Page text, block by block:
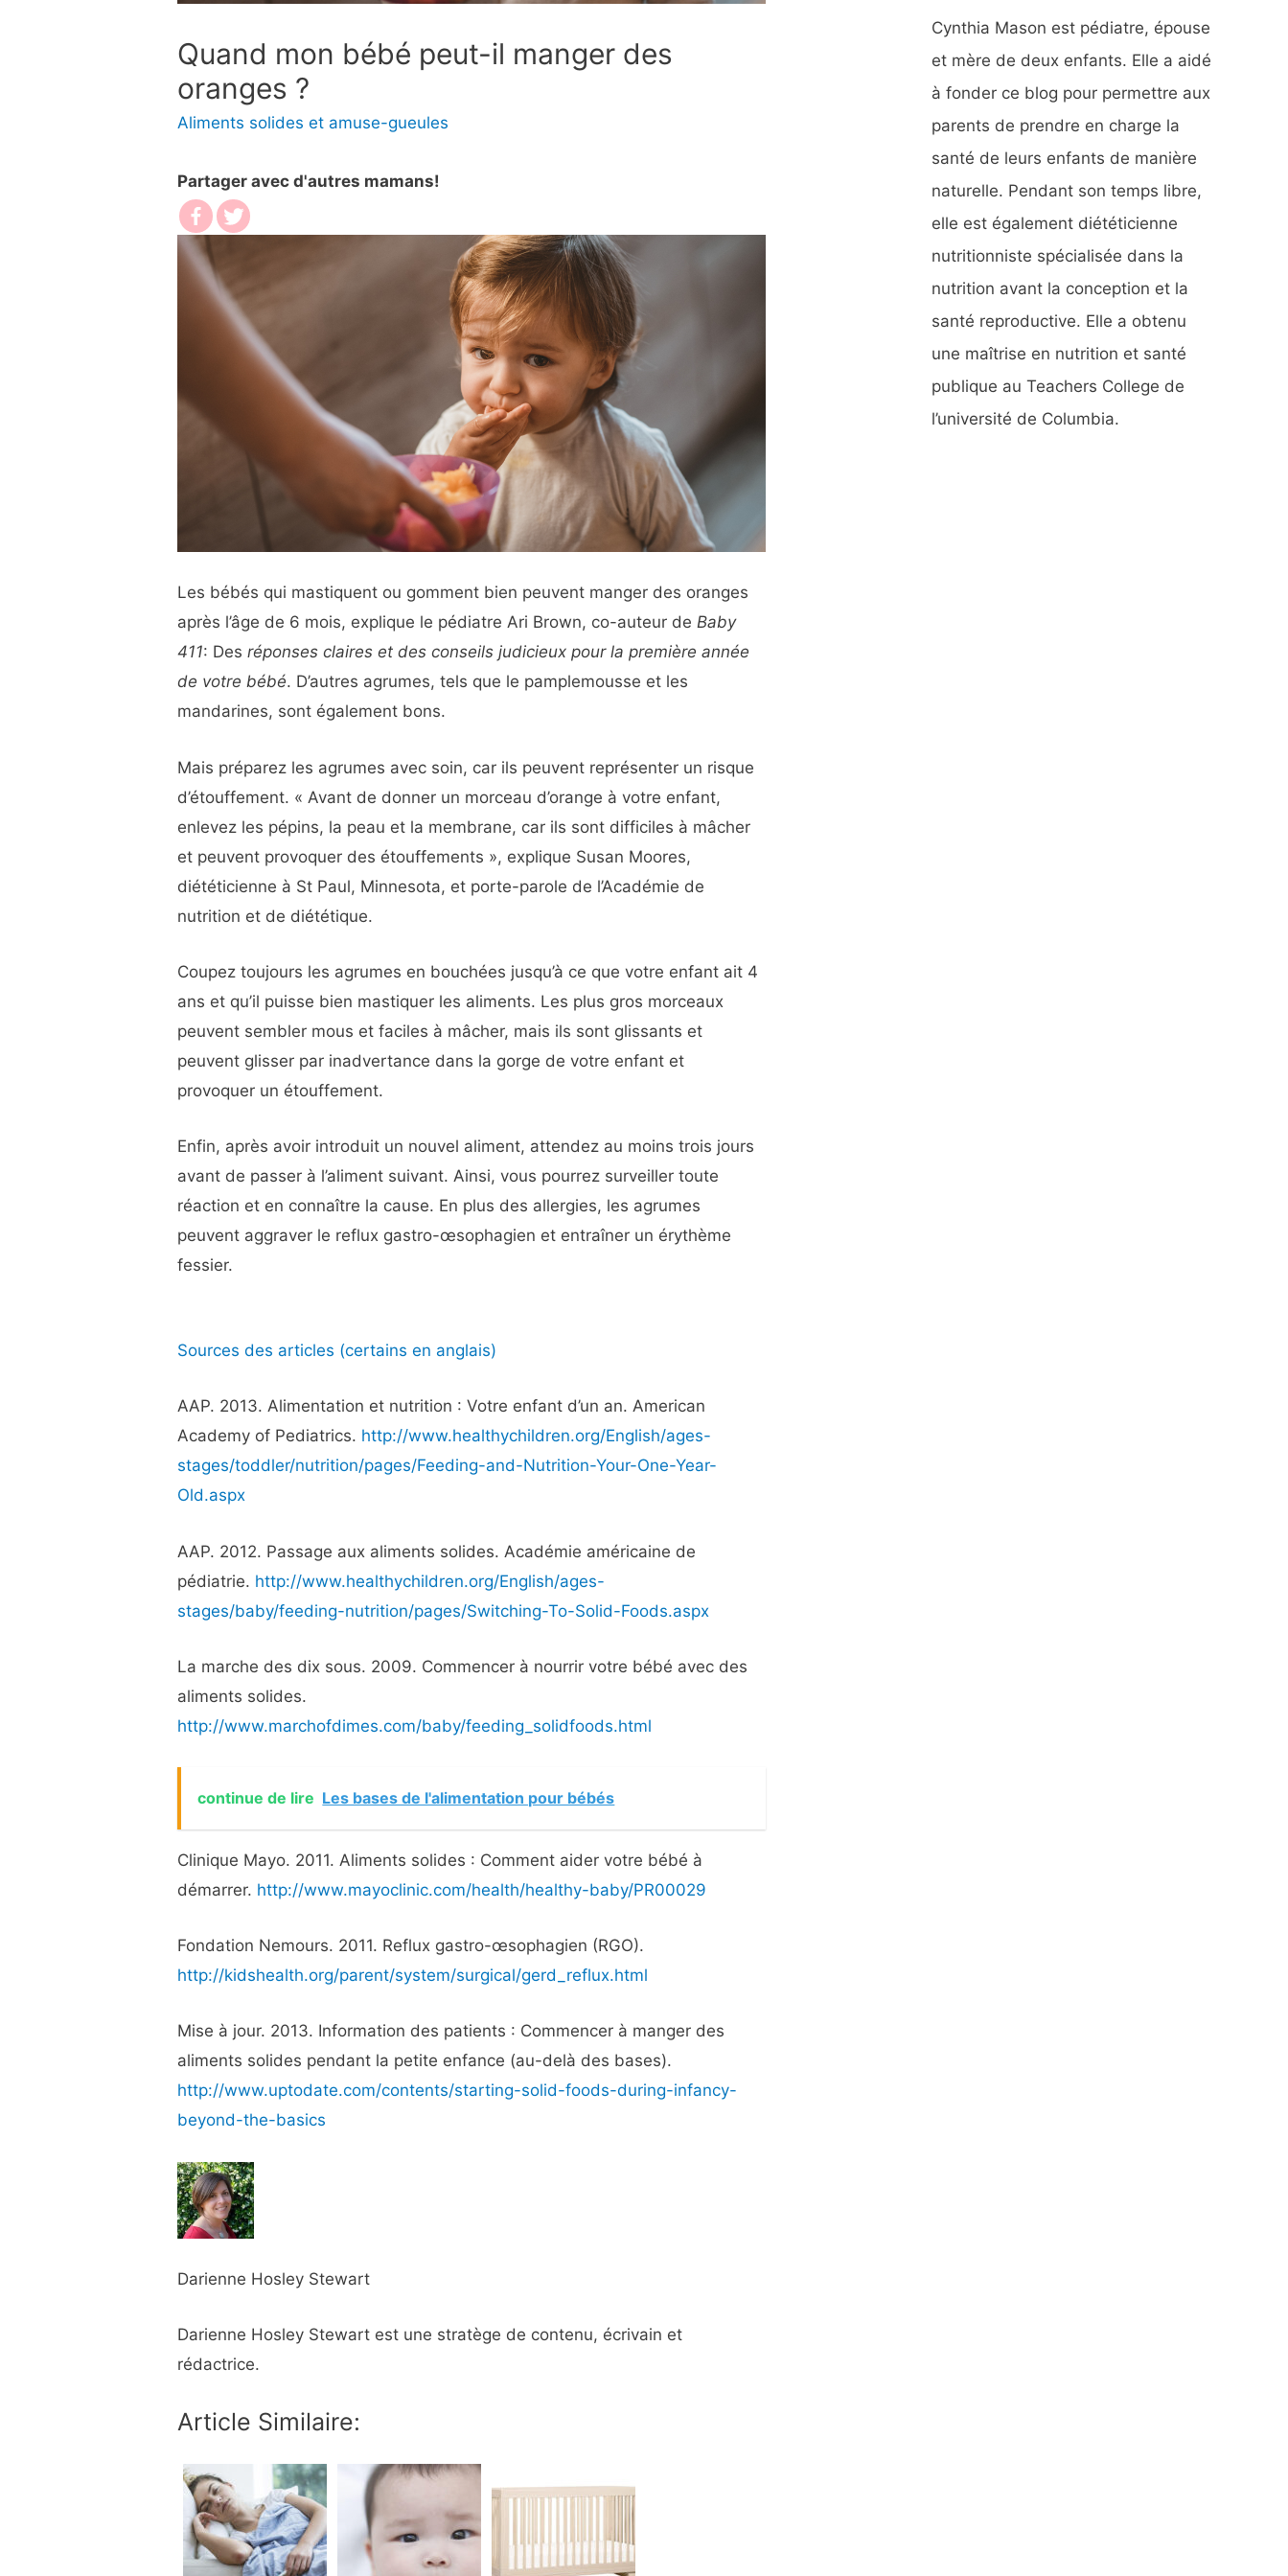
Quand mon bébé peut-il manger des
oranges ?
Aliments solides et amuse-gueules
Partager avec d'autres mamans!
Les bébés qui mastiquent ou gomment bien peuvent manger des oranges
après l’âge de 6 mois, explique le pédiatre Ari Brown, co-auteur deBaby
411: Desréponses claires et des conseils judicieux pour la première année
de votre bébé. D’autres agrumes, tels que le pamplemousse et les
mandarines, sont également bons.
Mais préparez les agrumes avec soin, car ils peuvent représenter un risque
d’étouffement. « Avant de donner un morceau d’orange à votre enfant,
enlevez les pépins, la peau et la membrane, car ils sont difficiles à mâcher
et peuvent provoquer des étouffements », explique Susan Moores,
diététicienne à St Paul, Minnesota, et porte-parole de l’Académie de
nutrition et de diététique.
Coupez toujours les agrumes en bouchées jusqu’à ce que votre enfant ait 4
ans et qu’il puisse bien mastiquer les aliments. Les plus gros morceaux
peuvent sembler mous et faciles à mâcher, mais ils sont glissants et
peuvent glisser par inadvertance dans la gorge de votre enfant et
provoquer un étouffement.
Enfin, après avoir introduit un nouvel aliment, attendez au moins trois jours
avant de passer à l’aliment suivant. Ainsi, vous pourrez surveiller toute
réaction et en connaître la cause. En plus des allergies, les agrumes
peuvent aggraver le reflux gastro-œsophagien et entraîner un érythème
fessier.
Sources des articles (certains en anglais)
AAP. 2013. Alimentation et nutrition : Votre enfant d’un an. American
Academy of Pediatrics. http://www.healthychildren.org/English/ages-
stages/toddler/nutrition/pages/Feeding-and-Nutrition-Your-One-Year-
Old.aspx
AAP. 2012. Passage aux aliments solides. Académie américaine de
pédiatrie. http://www.healthychildren.org/English/ages-
stages/baby/feeding-nutrition/pages/Switching-To-Solid-Foods.aspx
La marche des dix sous. 2009. Commencer à nourrir votre bébé avec des
aliments solides.
http://www.marchofdimes.com/baby/feeding_solidfoods.html
continue de lire Les bases de l'alimentation pour bébés
Clinique Mayo. 2011. Aliments solides : Comment aider votre bébé à
démarrer. http://www.mayoclinic.com/health/healthy-baby/PR00029
Fondation Nemours. 2011. Reflux gastro-œsophagien (RGO).
http://kidshealth.org/parent/system/surgical/gerd_reflux.html
Mise à jour. 2013. Information des patients : Commencer à manger des
aliments solides pendant la petite enfance (au-delà des bases).
http://www.uptodate.com/contents/starting-solid-foods-during-infancy-
beyond-the-basics
Darienne Hosley Stewart
Darienne Hosley Stewart est une stratège de contenu, écrivain et
rédactrice.
Article Similaire:
Cynthia Mason est pédiatre, épouse
et mère de deux enfants. Elle a aidé
à fonder ce blog pour permettre aux
parents de prendre en charge la
santé de leurs enfants de manière
naturelle. Pendant son temps libre,
elle est également diététicienne
nutritionniste spécialisée dans la
nutrition avant la conception et la
santé reproductive. Elle a obtenu
une maîtrise en nutrition et santé
publique au Teachers College de
l’université de Columbia.